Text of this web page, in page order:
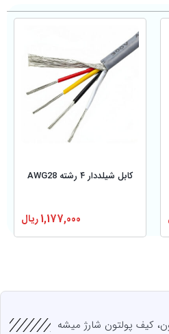
کابل شیلددار ۴ رشته AWG28
1,177,000ریال
کیف پولتون شارژ میشه